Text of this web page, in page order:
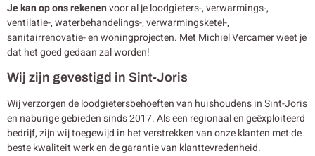
Je kan op ons rekenenvoor al je loodgieters-, verwarmings-,
ventilatie-, waterbehandelings-, verwarmingsketel-,
sanitairrenovatie- en woningprojecten. Met Michiel Vercamer weet je
dat het goed gedaan zal worden!
Wij zijn gevestigd in Sint-Joris
Wij verzorgen de loodgietersbehoeften van huishoudens in Sint-Joris
en naburige gebieden sinds 2017. Als een regionaal en geëxploiteerd
bedrijf, zijn wij toegewijd in het verstrekken van onze klanten met de
beste kwaliteit werk en de garantie van klanttevredenheid.